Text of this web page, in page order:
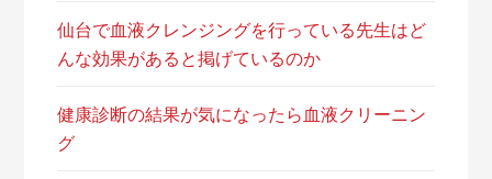
仙台で血液クレンジングを行っている先生はど
んな効果があると掲げているのか
健康診断の結果が気になったら血液クリーニン
グ